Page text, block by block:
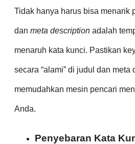
Tidak hanya harus bisa menarik
dan meta description adalah
menaruh kata kunci. Pastikan
secara “alami” di judul dan meta
memudahkan mesin pencari
Anda.
Penyebaran Kata